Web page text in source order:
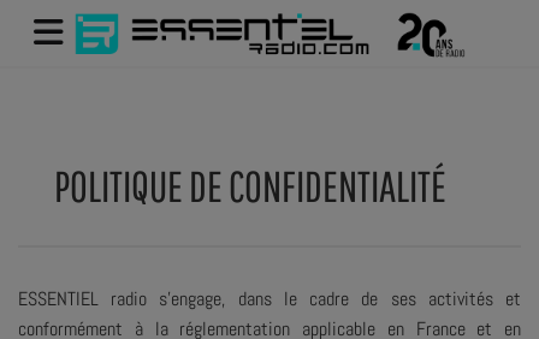
POLITIQUE DE CONFIDENTIALITÉ
ESSENTIEL radio s’engage, dans le cadre de ses activités et
conformément à la réglementation applicable en France et en